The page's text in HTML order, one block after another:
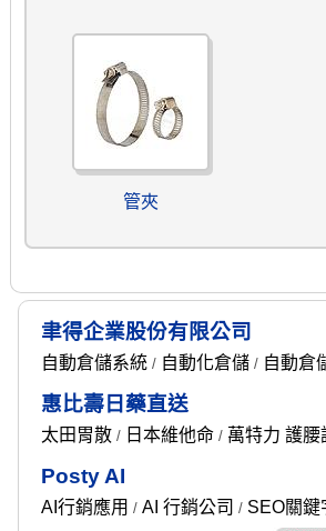
管夾
聿得企業股份有限公司
自動倉儲系統/ 自動化倉儲/ 自動倉
惠比壽日藥直送
太田胃散 / 日本維他命/ 萬特力 護腰
Posty AI
AI行銷應用 / AI 行銷公司 / SEO關鍵